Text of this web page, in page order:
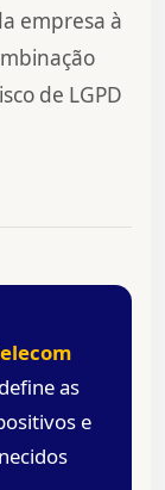
empresa à
de LGPD
as
e